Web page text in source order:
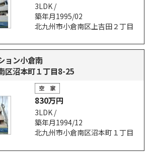
3LDK /
築年月1995/02
北九州市小倉南区上吉田２丁目
ョン小倉南
区沼本町１丁目8-25
830万円
3LDK /
築年月1994/12
北九州市小倉南区沼本町１丁目